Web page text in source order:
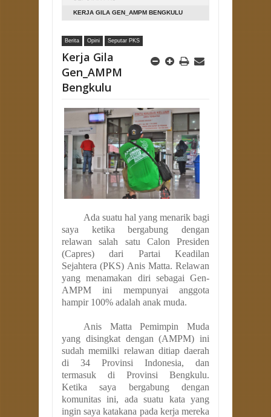
KERJA GILA GEN_AMPM BENGKULU
Berita Opini Seputar PKS
Kerja Gila
Gen_AMPM
Bengkulu
Ada suatu hal yang menarik bagi
saya ketika bergabung dengan
relawan salah satu Calon Presiden
(Capres) dari Partai Keadilan
Sejahtera (PKS) Anis Matta. Relawan
yang menamakan diri sebagai Gen-
AMPM ini mempunyai anggota
hampir 100% adalah anak muda.
Anis Matta Pemimpin Muda
yang disingkat dengan (AMPM) ini
sudah memilki relawan ditiap daerah
di 34 Provinsi Indonesia, dan
termasuk di Provinsi Bengkulu.
Ketika saya bergabung dengan
komunitas ini, ada suatu kata yang
ingin saya katakana pada kerja mereka